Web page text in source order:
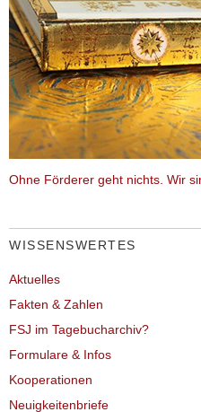
Ohne Förderer geht nichts. Wir
WISSENSWERTES
Aktuelles
Fakten & Zahlen
FSJ im Tagebucharchiv?
Formulare & Infos
Kooperationen
Neuigkeitenbriefe